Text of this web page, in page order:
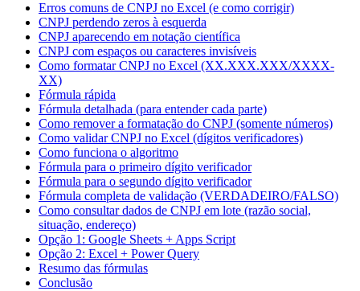
Erros comuns de CNPJ no Excel (e como corrigir)
CNPJ perdendo zeros à esquerda
CNPJ aparecendo em notação científica
CNPJ com espaços ou caracteres invisíveis
Como formatar CNPJ no Excel (XX.XXX.XXX/XXXX-
XX)
Fórmula rápida
Fórmula detalhada (para entender cada parte)
Como remover a formatação do CNPJ (somente números)
Como validar CNPJ no Excel (dígitos verificadores)
Como funciona o algoritmo
Fórmula para o primeiro dígito verificador
Fórmula para o segundo dígito verificador
Fórmula completa de validação (VERDADEIRO/FALSO)
Como consultar dados de CNPJ em lote (razão social,
situação, endereço)
Opção 1: Google Sheets + Apps Script
Opção 2: Excel + Power Query
Resumo das fórmulas
Conclusão